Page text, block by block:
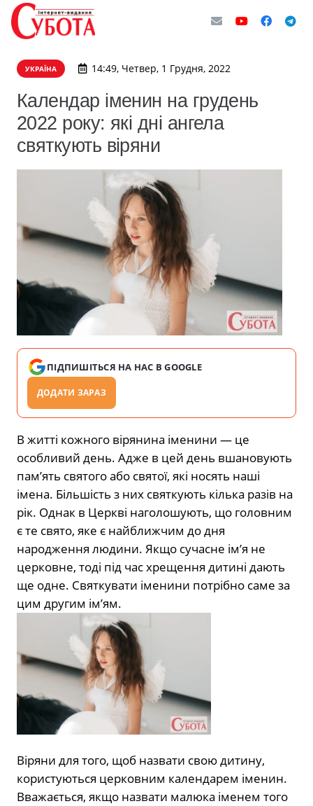
УКРАЇНА 14:49, Четвер, 1 Грудня, 2022
Календар іменин на грудень
2022 року: які дні ангела
святкують віряни
ПІДПИШІТЬСЯ НА НАС В GOOGLE
ДОДАТИ ЗАРАЗ
В житті кожного вірянина іменини — це
особливий день. Адже в цей день вшановують
пам’ять святого або святої, які носять наші
імена. Більшість з них святкують кілька разів на
рік. Однак в Церкві наголошують, що головним
є те свято, яке є найближчим до дня
народження людини. Якщо сучасне ім’я не
церковне, тоді під час хрещення дитині дають
ще одне. Святкувати іменини потрібно саме за
цим другим ім’ям.
Віряни для того, щоб назвати свою дитину,
користуються церковним календарем іменин.
Вважається, якщо назвати малюка іменем того